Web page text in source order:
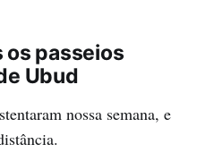
os passeios
Ubud
nossa semana, e